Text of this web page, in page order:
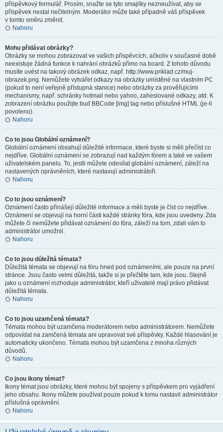
příspěvkový formulář. Prosím, snažte se tyto smajlíky nezneužívat, aby se
příspěvek nestal nečitelným. Moderátor může také případně váš příspěvek
v tomto směru změnit.
Nahoru
Mohu přidávat obrázky?
Obrázky se mohou zobrazovat ve vašich příspěvcích, ačkoliv v současné době
neexistuje žádná funkce k nahrání obrázků přímo na board. Z tohoto důvodu
musíte uvést na takový obrázek odkaz, např. http://www.priklad.cz/muj-
obrazek.png. Nemůžete vytvářet odkazy na obrázky umístěné na vlastním PC
(pokud to není veřejně přístupná stanice) nebo obrázky za prověřujícími
mechanismy, např. schránky hotmail nebo yahoo, zaheslované odkazy, atd. K
zobrazení obrázku použijte buď BBCode [img] tag nebo příslušné HTML (je-li
povoleno).
Nahoru
Co to jsou Globální oznámení?
Globální oznámení obsahují důležité informace, které byste si měli přečíst co
nejdříve. Globální oznámení se zobrazují nad každým fórem a také ve vašem
uživatelském panelu. To, jestli můžete odesílat globální oznámení, záleží na
nastavených oprávněních, které nastavují administrátoři.
Nahoru
Co to jsou oznámení?
Oznámení často přinášejí důležité informace a měli byste je číst co nejdříve.
Oznámení se objevují na horní části každé stránky fóra, kde jsou uvedeny. Zda
můžete či nemůžete přidávat oznámení do fóra, záleží na tom, zdali vám to
administrátor umožnil.
Nahoru
Co to jsou důležitá témata?
Důležitá témata se objevují na fóru hned pod oznámeními, ale pouze na první
stránce. Jsou často velmi důležitá, takže si je přečtěte tam, kde jsou. Stejně
jako u oznámení rozhoduje administrátor, kteří uživatelé mají právo přidávat
důležitá témata.
Nahoru
Co to jsou uzamčená témata?
Témata mohou být uzamčena moderátorem nebo administrátorem. Nemůžete
odpovídat na zamčená témata ani upravovat své příspěvky. Každé hlasování je
automaticky ukončeno. Témata mohou být uzamčena z mnoha různých
důvodů.
Nahoru
Co jsou ikony témat?
Ikony témat jsou obrázky, které mohou být spojeny s příspěvkem pro vyjádření
jeho obsahu. Ikony můžete používat pouze pokud k tomu nastavil administrátor
příslušná oprávnění.
Nahoru